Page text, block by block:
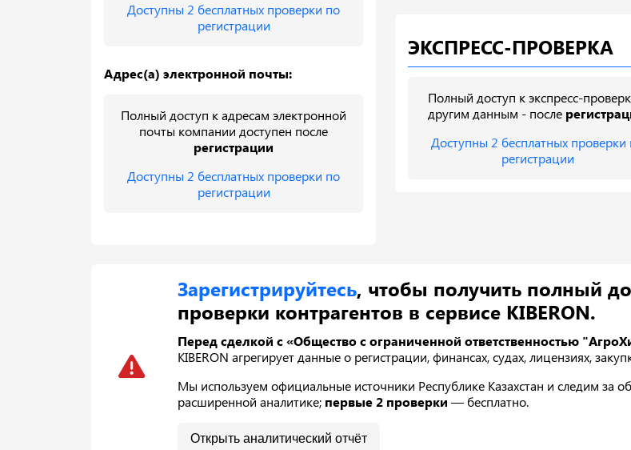
Доступны 2 бесплатных проверки по
регистрации
Адрес(а) электронной почты:
Полный доступ к адресам электронной
почты компании доступен после
регистрации
Доступны 2 бесплатных проверки по
регистрации
ЭКСПРЕСС-ПРОВЕРКА
Полный доступ к экспресс-
другим данным - после
Доступны 2 бесплатных проверки
регистрации
Зарегистрируйтесь, чтобы получить полный
проверки контрагентов в сервисе KIBERON.
Перед сделкой с «Общество с ограниченной ответственностью
KIBERON агрегирует данные о регистрации, финансах, судах, лицензиях,
Мы используем официальные источники Республике Казахстан и следим за
расширенной аналитике; первые 2 проверки — бесплатно.
Открыть аналитический отчёт